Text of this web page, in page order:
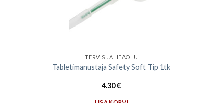
TERVIS JA HEAOLU
Tabletimanustaja Safety Soft Tip 1tk
4.30€